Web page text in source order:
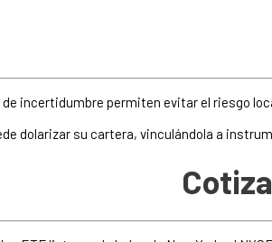
incertidumbre permiten evitar el riesgo
dolarizar su cartera, vinculándola a